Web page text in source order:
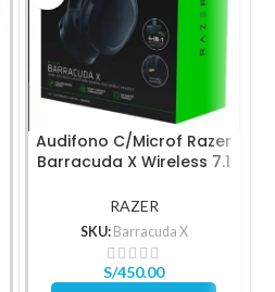
Audifono C/Microf Razer
Barracuda X Wireless 7.1
RAZER
SKU: Barracuda X
S/450.00